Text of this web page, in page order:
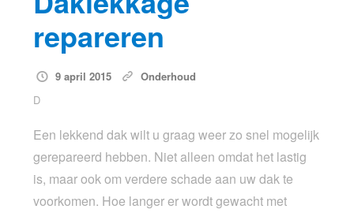
repareren
9 april 2015
Onderhoud
D
Een lekkend dak wilt u graag weer zo snel mogelijk
gerepareerd hebben. Niet alleen omdat het lastig
is, maar ook om verdere schade aan uw dak te
voorkomen. Hoe langer er wordt gewacht met